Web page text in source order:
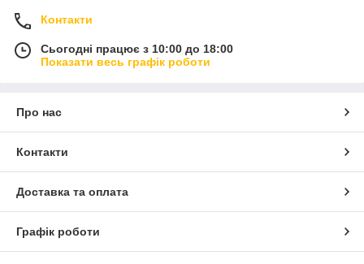
Контакти
Сьогодні працює з 10:00 до 18:00
Показати весь графік роботи
Про нас
Контакти
Доставка та оплата
Графік роботи